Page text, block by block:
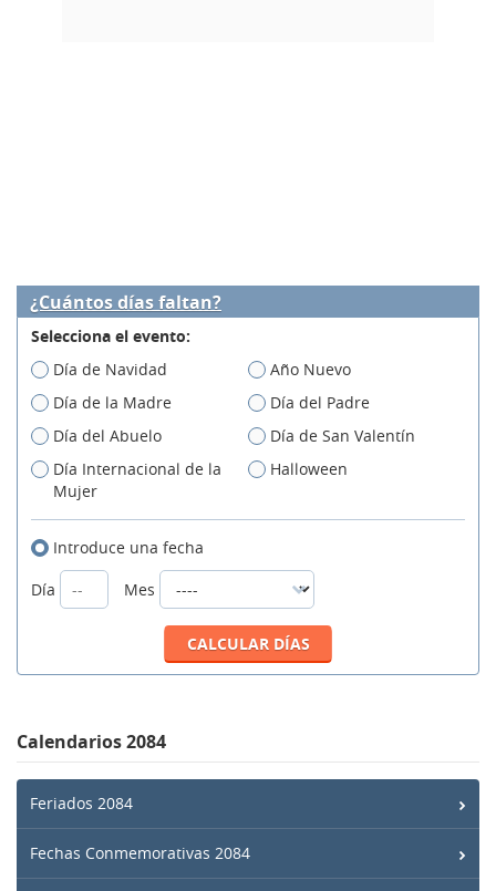
¿Cuántos días faltan?
Selecciona el evento:
Día de Navidad
Año Nuevo
Día de la Madre
Día del Padre
Día del Abuelo
Día de San Valentín
Día Internacional de la
Mujer
Halloween
Introduce una fecha
Día
Mes
Calendarios 2084
Feriados 2084
Fechas Conmemorativas 2084